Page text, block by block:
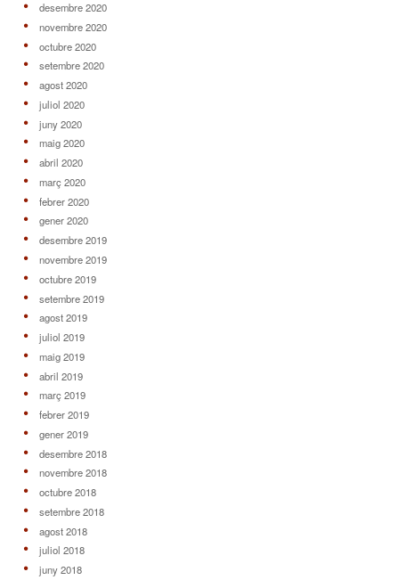
desembre 2020
novembre 2020
octubre 2020
setembre 2020
agost 2020
juliol 2020
juny 2020
maig 2020
abril 2020
març 2020
febrer 2020
gener 2020
desembre 2019
novembre 2019
octubre 2019
setembre 2019
agost 2019
juliol 2019
maig 2019
abril 2019
març 2019
febrer 2019
gener 2019
desembre 2018
novembre 2018
octubre 2018
setembre 2018
agost 2018
juliol 2018
juny 2018